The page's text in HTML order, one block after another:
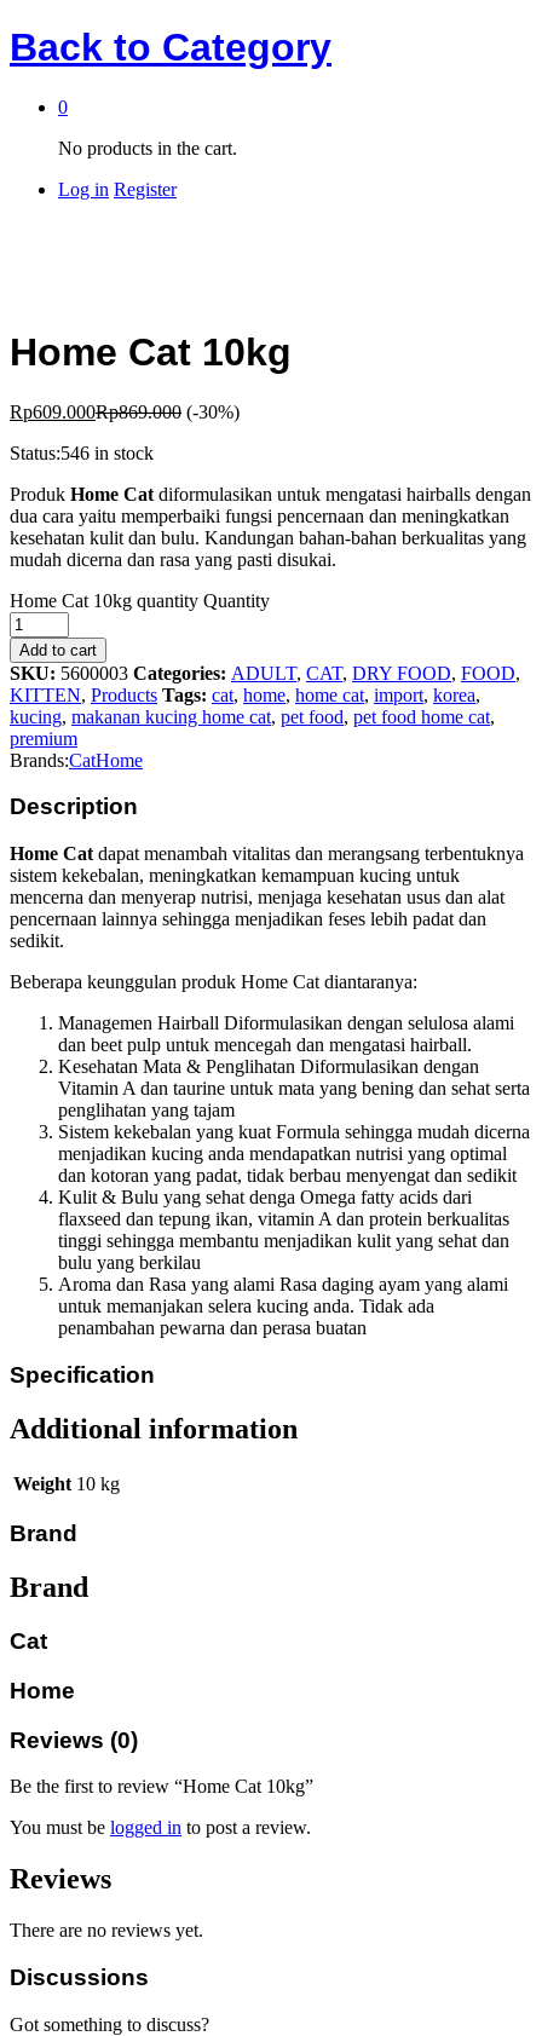
Back to Category
0
No products in the cart.
Log in Register
Home Cat 10kg
Rp609.000Rp869.000 (-30%)
Status:546 in stock
Produk Home Cat diformulasikan untuk mengatasi hairballs dengan
dua cara yaitu memperbaiki fungsi pencernaan dan meningkatkan
kesehatan kulit dan bulu. Kandungan bahan-bahan berkualitas yang
mudah dicerna dan rasa yang pasti disukai.
Home Cat 10kg quantity Quantity
Add to cart
SKU: 5600003 Categories: ADULT, CAT, DRY FOOD, FOOD,
KITTEN, Products Tags: cat, home, home cat, import, korea,
kucing, makanan kucing home cat, pet food, pet food home cat,
premium
Brands:CatHome
Description
Home Cat dapat menambah vitalitas dan merangsang terbentuknya
sistem kekebalan, meningkatkan kemampuan kucing untuk
mencerna dan menyerap nutrisi, menjaga kesehatan usus dan alat
pencernaan lainnya sehingga menjadikan feses lebih padat dan
sedikit.
Beberapa keunggulan produk Home Cat diantaranya:
Managemen Hairball Diformulasikan dengan selulosa alami
dan beet pulp untuk mencegah dan mengatasi hairball.
Kesehatan Mata & Penglihatan Diformulasikan dengan
Vitamin A dan taurine untuk mata yang bening dan sehat serta
penglihatan yang tajam
Sistem kekebalan yang kuat Formula sehingga mudah dicerna
menjadikan kucing anda mendapatkan nutrisi yang optimal
dan kotoran yang padat, tidak berbau menyengat dan sedikit
Kulit & Bulu yang sehat denga Omega fatty acids dari
flaxseed dan tepung ikan, vitamin A dan protein berkualitas
tinggi sehingga membantu menjadikan kulit yang sehat dan
bulu yang berkilau
Aroma dan Rasa yang alami Rasa daging ayam yang alami
untuk memanjakan selera kucing anda. Tidak ada
penambahan pewarna dan perasa buatan
Specification
Additional information
Weight 10 kg
Brand
Brand
Cat
Home
Reviews (0)
Be the first to review “Home Cat 10kg”
You must be logged in to post a review.
Reviews
There are no reviews yet.
Discussions
Got something to discuss?